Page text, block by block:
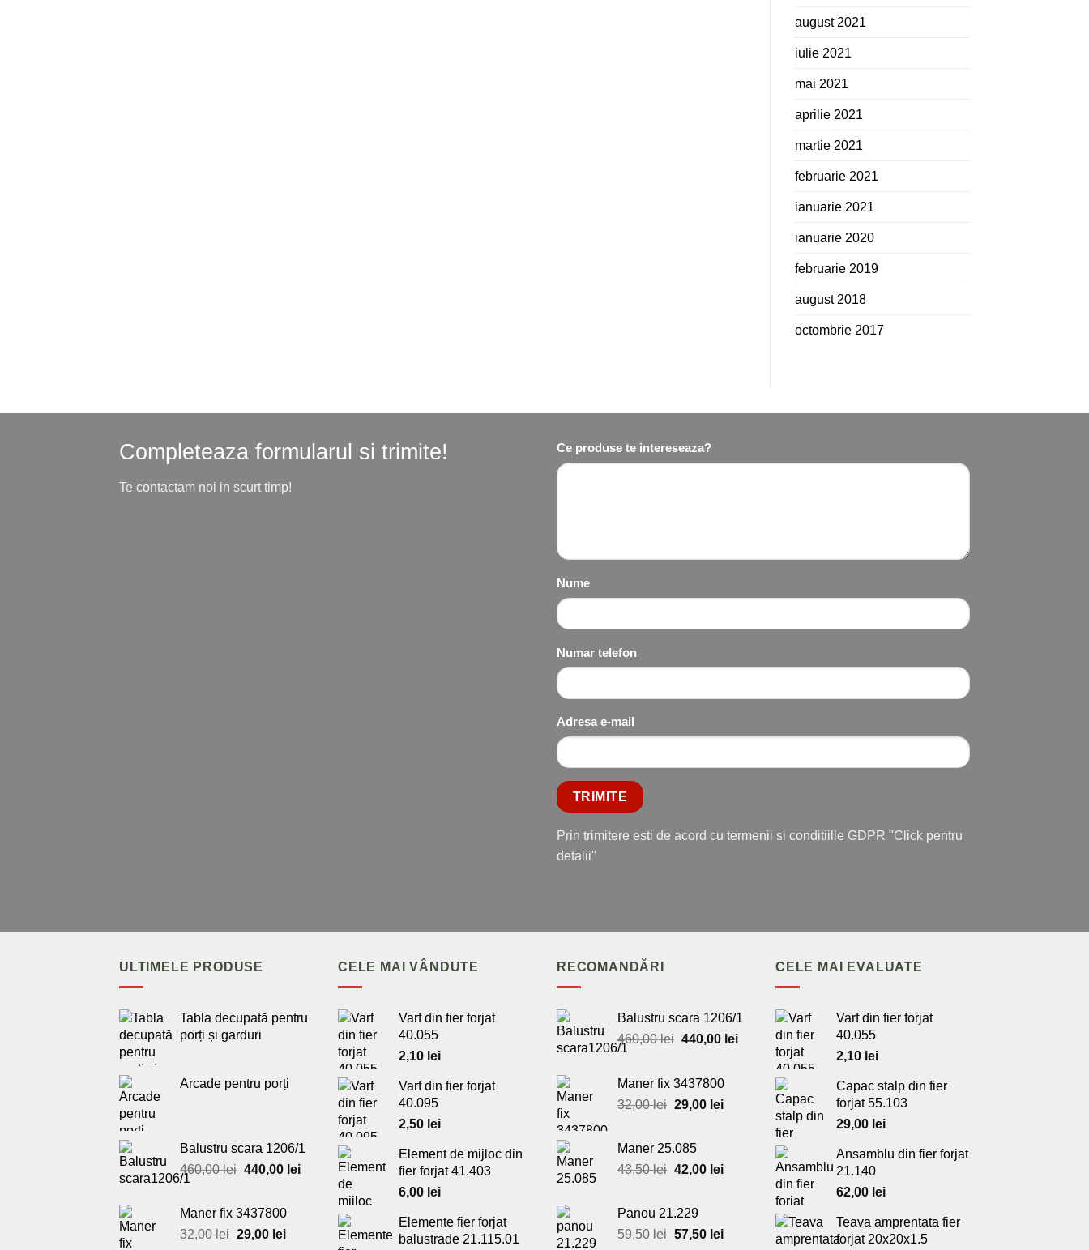
august 2021
iulie 2021
mai 2021
aprilie 2021
martie 2021
februarie 2021
ianuarie 2021
ianuarie 2020
februarie 2019
august 2018
octombrie 2017
Completeaza formularul si trimite!
Te contactam noi in scurt timp!
Ce produse te intereseaza?
Nume
Numar telefon
Adresa e-mail
Prin trimitere esti de acord cu termenii si conditiille GDPR "Click pentru
detalii"
ULTIMELE PRODUSE
Tabla decupată pentru
porți și garduri
Arcade pentru porți
Balustru scara 1206/1
460,00lei Prețul
fost:
460,00 lei.
440,00 leiPrețul
440,00 lei.
Maner fix 3437800
32,00lei Prețul
29,00 leiPrețul
CELE MAI VÂNDUTE
Varf din fier forjat
40.055
2,10 lei
Varf din fier forjat
40.095
2,50 lei
Element de mijloc din
fier forjat 41.403
6,00 lei
Elemente fier forjat
balustrade 21.115.01
RECOMANDĂRI
Balustru scara 1206/1
460,00lei Prețul
fost:
460,00 lei.
440,00 leiPrețul
440,00 lei.
Maner fix 3437800
32,00lei Prețul
fost:
32,00 lei.
29,00 leiPrețul
Maner 25.085
43,50lei Prețul
fost:
43,50 lei.
42,00 leiPrețul
Panou 21.229
59,50lei Prețul
57,50 leiPrețul
CELE MAI EVALUATE
Varf din fier forjat
40.055
2,10 lei
Capac stalp din fier
forjat 55.103
29,00 lei
Ansamblu din fier forjat
21.140
62,00 lei
Teava amprentata fier
forjat 20x20x1.5